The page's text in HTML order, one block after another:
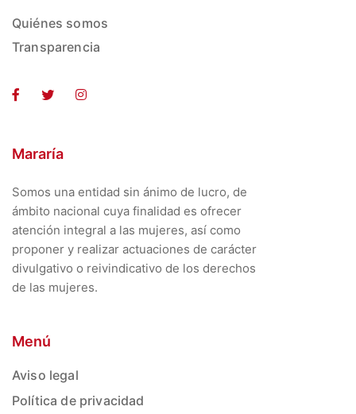
Quiénes somos
Transparencia
Mararía
Somos una entidad sin ánimo de lucro, de
ámbito nacional cuya finalidad es ofrecer
atención integral a las mujeres, así como
proponer y realizar actuaciones de carácter
divulgativo o reivindicativo de los derechos
de las mujeres.
Menú
Aviso legal
Política de privacidad